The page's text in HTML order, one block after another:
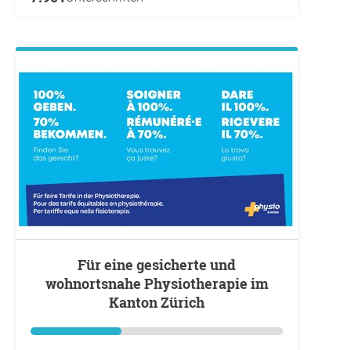
Für eine gesicherte und
wohnortsnahe Physiotherapie im
Kanton Zürich